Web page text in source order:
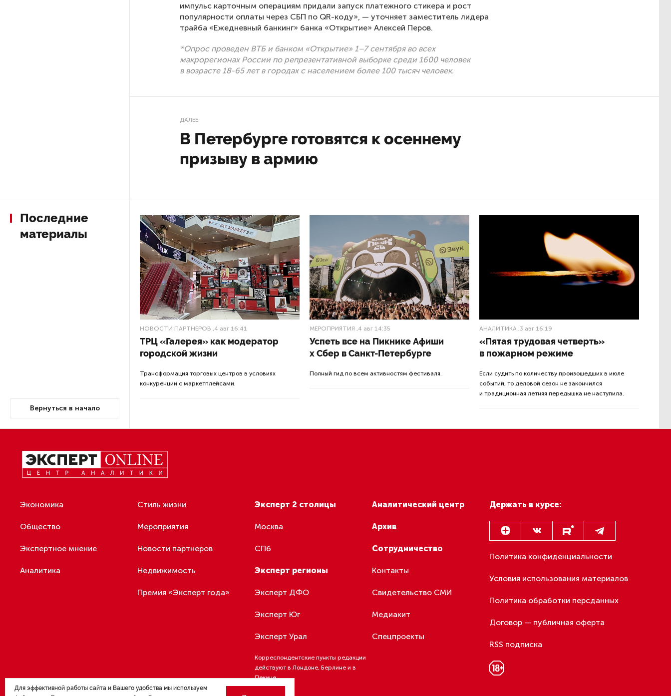
и Ленобласти оценили
«Войны и мира»
Петербург после ухода с поста
губернатора
правила ОСАГО
Эксперт: Финляндия ошиблась,
дронов для Украины
консультации по поддержке
импульс карточным операциям придали запуск платежного стикера и рост
популярности оплаты через СБП по QR-коду», — уточняет заместитель лидера
трайба «Ежедневный банкинг» банка «Открытие» Алексей Перов.
*Опрос проведен ВТБ и банком «Открытие» 1–7 сентября во всех
макрорегионах России по репрезентативной выборке среди 1600 человек
в возрасте 18-65 лет в городах с населением более 100 тысяч человек.
ДАЛЕЕ
В Петербурге готовятся к осеннему
призыву в армию
Фото: http://gov.spb.ru/
Меры по организации призыва на военную службу
в Петербурге в октябре-декабре 2023 года обсудили
на заседании городского правительства. В Смольном
напомнили, что осенний призыв продлится
с 1 октября до 31 декабря.
«Петербуржцы честно и достойно выполняют воинский долг. Служба в армии
дает им преимущества — льготы при поступлении в государственные вузы.
Мы обязаны выполнить нормы призыва, и я уверен, что мы их выполним», —
сказал губернатор Александр Беглов.
администрации и муниципальные образования. На глав местных
администраций муниципальных образований возложены обязанности
председателей призывных комиссий. Координация работы всех ответственных
По его словам, призывные мероприятия должны повышать престиж военной
службы. «Нам необходимо организовать торжественные проводы, провести
Дни призывника, встречи с теми, кто уже завершил службу. В этих
мероприятиях традиционно примут участие ветеранские организации», —
Участники заседания также обсудили изменения в организации воинского
учета и призыва граждан на военную службу, вопросы оповещения граждан
и вызова в военный комиссариат, взаимодействия в ходе призывной кампании
органов государственной власти, военкоматов и других организаций.
Подводя итоги весенней призывной кампании, участники заседания отметили,
что призыв и отправка петербуржцев к местам прохождения службы в апреле-
июле 2023 года проведены в соответствии с требованиями законодательства.
Материалы по теме:
В Петербурге поймали
молодого администратора
колл-центра мошенников
Петербургские метростроевцы
оценили идею строительства
лифта на станции «Театральная»
На заправках «Газпромнефти»
в Петербурге и Ленобласти
Для эффективной работы сайта и Вашего удобства мы используем